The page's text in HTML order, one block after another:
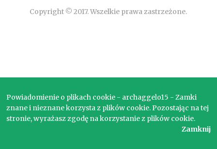
Copyright © 2017. Wszelkie prawa zastrzeżone.
Powiadomienie o plikach cookie - archaggelo15 - Zamki
znane i nieznane korzysta z plików cookie. Pozostając na tej
stronie, wyrażasz zgodę na korzystanie z plików cookie.
Zamknij